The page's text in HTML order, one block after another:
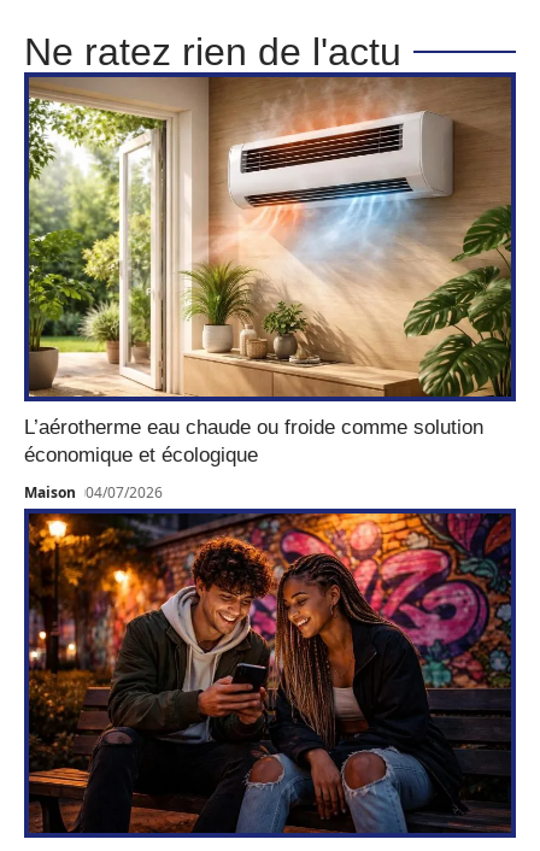
Ne ratez rien de l'actu
L’aérotherme eau chaude ou froide comme solution
économique et écologique
Maison 04/07/2026